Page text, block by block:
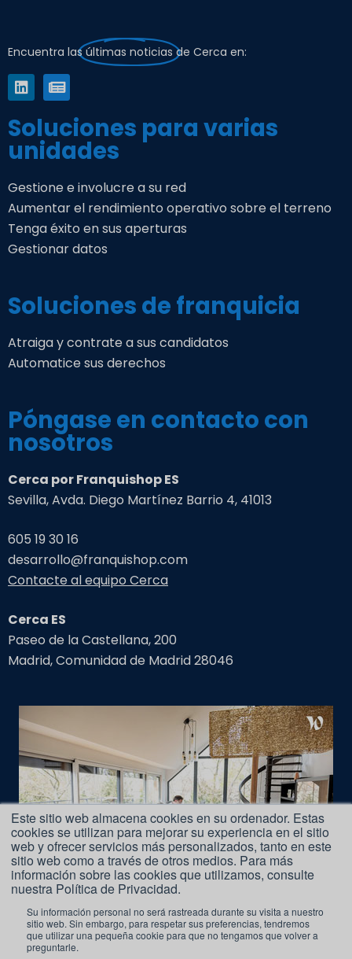
Este sitio web almacena cookies en su ordenador. Estas
cookies se utilizan para mejorar su experiencia en el sitio
web y ofrecer servicios más personalizados, tanto en este
sitio web como a través de otros medios. Para más
información sobre las cookies que utilizamos, consulte
nuestra Política de Privacidad.
Su información personal no será rastreada durante su visita a nuestro
sitio web. Sin embargo, para respetar sus preferencias, tendremos
que utilizar una pequeña cookie para que no tengamos que volver a
preguntarle.
Encuentra las últimas noticias de Cerca en:
Soluciones para varias
unidades
Gestione e involucre a su red
Aumentar el rendimiento operativo sobre el terreno
Tenga éxito en sus aperturas
Gestionar datos
Soluciones de franquicia
Atraiga y contrate a sus candidatos
Automatice sus derechos
Póngase en contacto con
nosotros
Cerca por Franquishop ES
Sevilla, Avda. Diego Martínez Barrio 4, 41013
605 19 30 16
desarrollo@franquishop.com
Contacte al equipo Cerca
Cerca ES
Paseo de la Castellana, 200
Madrid, Comunidad de Madrid 28046
Aviso Legal